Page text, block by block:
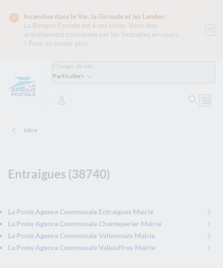
Incendies dans le Var, la Gironde et les Landes :
La Banque Postale est à vos côtés. Vous êtes
actuellement concernés par les incendies en cours
? Pour en savoir plus
Changer de site
Particuliers
Se connecter
Isère
Entraigues (38740)
La Poste Agence Communale Entraigues Mairie
La Poste Agence Communale Chanteperier Mairie
La Poste Agence Communale Valbonnais Mairie
La Poste Agence Communale Valjouffrey Mairie